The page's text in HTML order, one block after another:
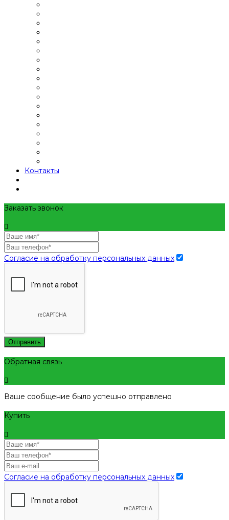
Контакты
Заказать звонок
Согласие на обработку персональных данных
Отправить
Обратная связь
Ваше сообщение было успешно отправлено
Купить
Согласие на обработку персональных данных